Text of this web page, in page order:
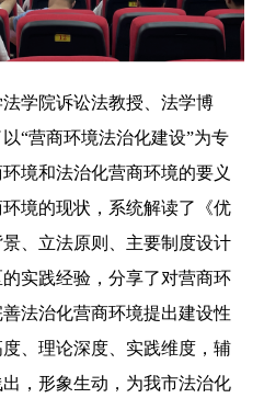
院诉讼法教授、法学博
“营商环境法治化建设”为专
境和法治化营商环境的要义
境的现状，系统解读了《优
、立法原则、主要制度设计
实践经验，分享了对营商环
法治化营商环境提出建设性
、理论深度、实践维度，辅
，形象生动，为我市法治化